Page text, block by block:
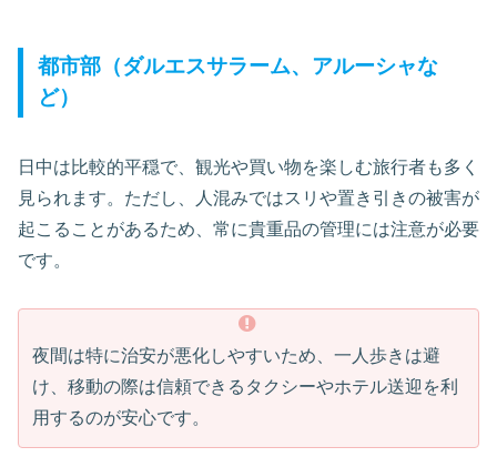
都市部（ダルエスサラーム、アルーシャな
ど）
日中は比較的平穏で、観光や買い物を楽しむ旅行者も多く
見られます。ただし、人混みではスリや置き引きの被害が
起こることがあるため、常に貴重品の管理には注意が必要
です。
夜間は特に治安が悪化しやすいため、一人歩きは避
け、移動の際は信頼できるタクシーやホテル送迎を利
用するのが安心です。